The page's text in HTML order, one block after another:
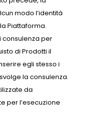
modo l’identità
Piattaforma.
consulenza per
di Prodotti il
egli stesso i
la consulenza.
da
per l’esecuzione